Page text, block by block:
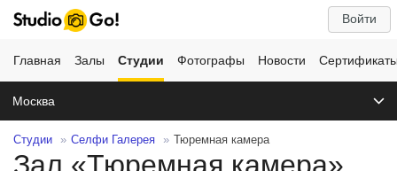
Войти
Главная Залы Студии Фотографы Новости
Москва
Студии Селфи Галерея Тюремная камера